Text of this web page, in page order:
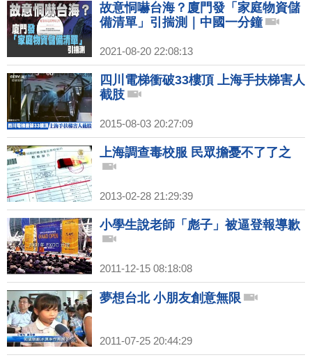
故意恫嚇台海？廈門發「家庭物資儲
備清單」引揣測｜中國一分鐘
2021-08-20 22:08:13
四川電梯衝破33樓頂 上海手扶梯害人
截肢
2015-08-03 20:27:09
上海調查毒校服 民眾擔憂不了了之
2013-02-28 21:29:39
小學生說老師「彪子」被逼登報導歉
2011-12-15 08:18:08
夢想台北 小朋友創意無限
2011-07-25 20:44:29